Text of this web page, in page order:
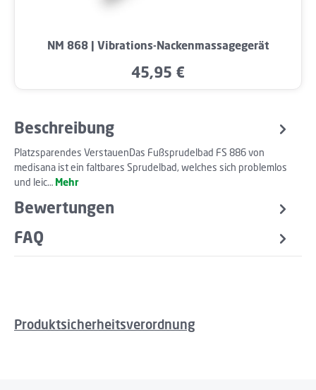
NM 868 | Vibrations-Nackenmassagegerät
Regulärer Preis:
45,95 €
Beschreibung
Platzsparendes VerstauenDas Fußsprudelbad FS 886 von
medisana ist ein faltbares Sprudelbad, welches sich problemlos
und leic… Mehr
Bewertungen
FAQ
Produktsicherheitsverordnung